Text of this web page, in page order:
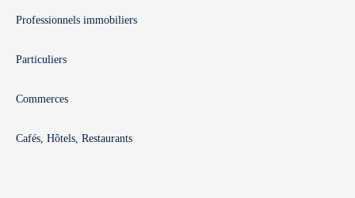
Professionnels immobiliers
Particuliers
Commerces
Cafés, Hôtels, Restaurants